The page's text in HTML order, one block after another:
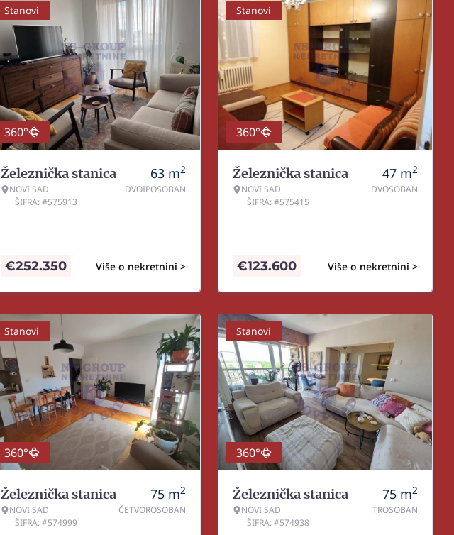
Stanovi
360°
Železnička stanica
NOVI SAD
ŠIFRA: #575913
63 m2
DVOIPOSOBAN
Više o nekretnini >
€252.350
Stanovi
360°
Železnička stanica
NOVI SAD
ŠIFRA: #575415
47 m2
DVOSOBAN
Više o nekretnini >
€123.600
Stanovi
360°
Železnička stanica
NOVI SAD
ŠIFRA: #574999
75 m2
ČETVOROSOBAN
Stanovi
360°
Železnička stanica
NOVI SAD
ŠIFRA: #574938
75 m2
TROSOBAN